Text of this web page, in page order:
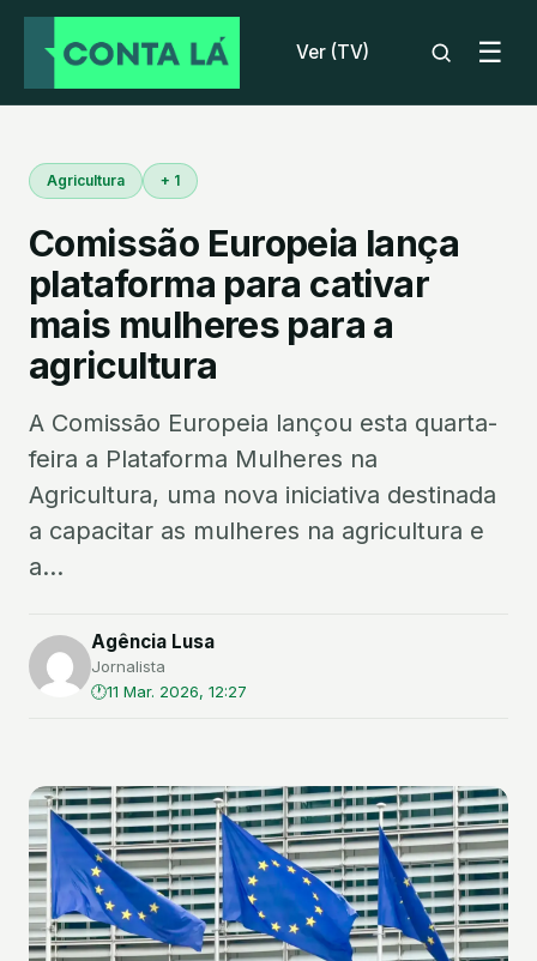
Ver (TV) ☰
Agricultura + 1
Comissão Europeia lança
plataforma para cativar
mais mulheres para a
agricultura
A Comissão Europeia lançou esta quarta-
feira a Plataforma Mulheres na
Agricultura, uma nova iniciativa destinada
a capacitar as mulheres na agricultura e
a...
Agência Lusa
Jornalista
11 Mar. 2026, 12:27